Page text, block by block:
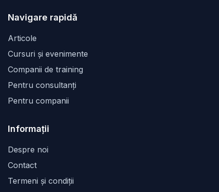
Navigare rapidă
Articole
Cursuri și evenimente
Companii de training
Pentru consultanți
Pentru companii
Informații
Despre noi
Contact
Termeni și condiții